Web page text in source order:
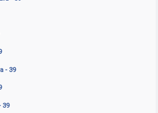
- 39
39